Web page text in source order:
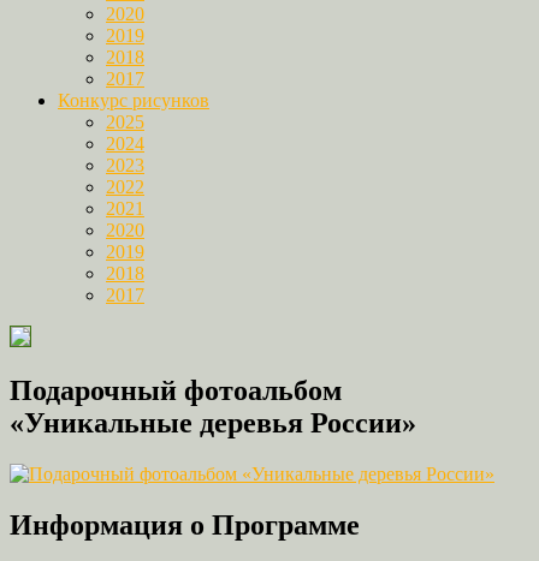
2020
2019
2018
2017
Конкурс рисунков
2025
2024
2023
2022
2021
2020
2019
2018
2017
Подарочный фотоальбом
«Уникальные деревья России»
Информация о Программе